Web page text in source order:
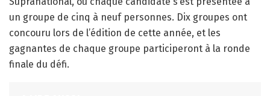
un groupe de cinq à neuf personnes. Dix groupes ont
concouru lors de l’édition de cette année, et les
gagnantes de chaque groupe participeront à la ronde
finale du défi.